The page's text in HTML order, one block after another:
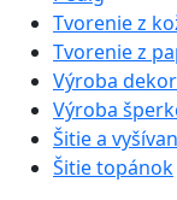
Tvorenie z
Tvorenie z
Výroba
Výroba
Šitie a
Šitie topánok